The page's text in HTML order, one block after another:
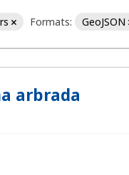
Formats: GeoJSON
arbrada